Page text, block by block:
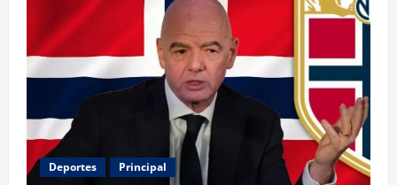
Deportes Principal